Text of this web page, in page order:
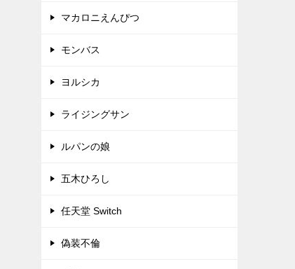
マカロニえんぴつ
モンバス
ヨルシカ
ライジングサン
ルパンの娘
五木ひろし
任天堂 Switch
偽装不倫